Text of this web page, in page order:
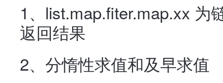
1、list.map.fiter.map.xx 为
返回结果
2、分惰性求值和及早求值